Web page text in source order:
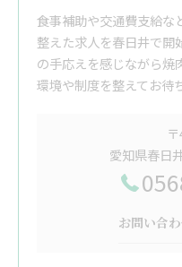
食事補助や交通費支給な
整えた求人を春日井で開
の手応えを感じながら焼
環境や制度を整えてお待
愛知県春日
お問い合